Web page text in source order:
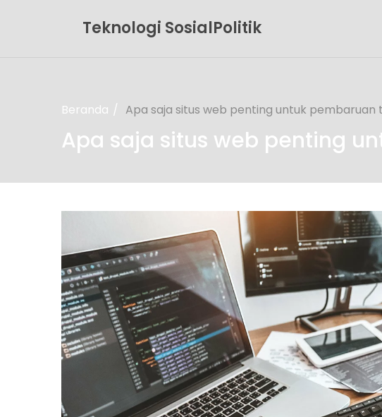
Teknologi SosialPolitik
Beranda Apa saja situs web penting untuk pembaruan
Apa saja situs web penting